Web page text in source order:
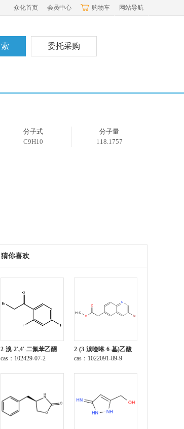
众化首页 会员中心 购物车 网站导航
委托采购
分子式
C9H10
分子量
118.1757
猜你喜欢
2-溴-2',4'-二氟苯乙酮
cas：102429-07-2
2-(3-溴喹啉-6-基)乙酸
甲酯
cas：1022091-89-9